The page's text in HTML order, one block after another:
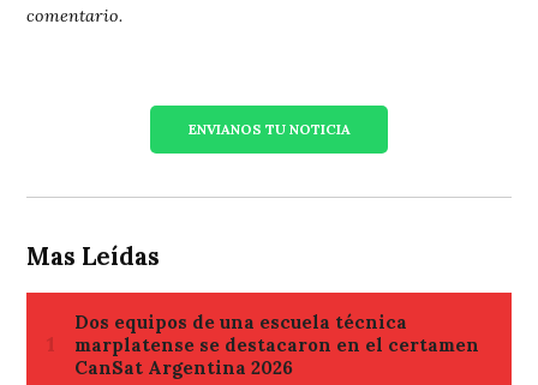
comentario.
ENVIANOS TU NOTICIA
Mas Leídas